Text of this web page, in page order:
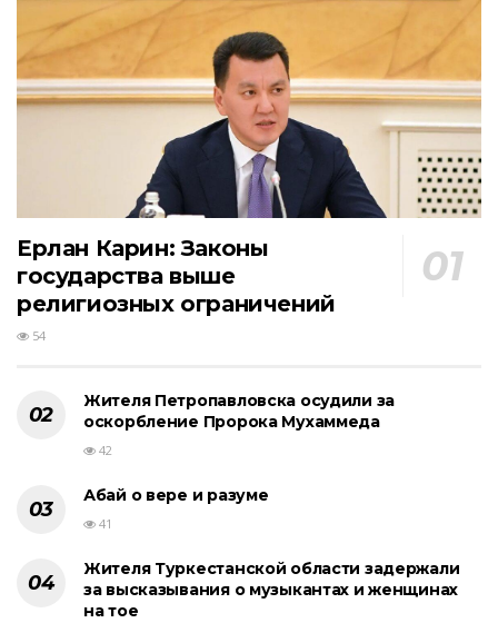
Ерлан Карин: Законы
государства выше
религиозных ограничений
54
Жителя Петропавловска осудили за
оскорбление Пророка Мухаммеда
42
Абай о вере и разуме
41
Жителя Туркестанской области задержали
за высказывания о музыкантах и женщинах
на тое